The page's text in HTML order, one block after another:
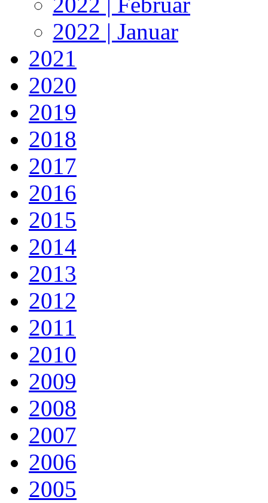
2022 | Januar
2021
2020
2019
2018
2017
2016
2015
2014
2013
2012
2011
2010
2009
2008
2007
2006
2005